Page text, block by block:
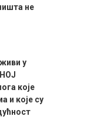
не
у
које
и које су